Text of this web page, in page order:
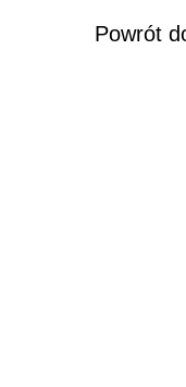
Powrót